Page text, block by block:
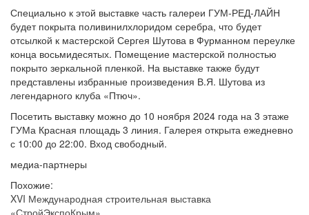
Специально к этой выставке часть галереи ГУМ-РЕД-ЛАЙН
будет покрыта поливинилхлоридом серебра, что будет
отсылкой к мастерской Сергея Шутова в Фурманном переулке
конца восьмидесятых. Помещение мастерской полностью
покрыто зеркальной пленкой. На выставке также будут
представлены избранные произведения В.Я. Шутова из
легендарного клуба «Птюч».
Посетить выставку можно до 10 ноября 2024 года на 3 этаже
ГУМа Красная площадь 3 линия. Галерея открыта ежедневно
с 10:00 до 22:00. Вход свободный.
медиа-партнеры
Похожие:
XVI Международная строительная выставка